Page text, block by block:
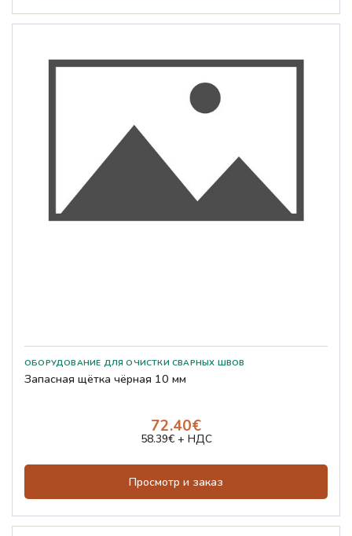
Запасная щётка чёрная 10 мм
72.40€
58.39€ + НДС
Просмотр и заказ